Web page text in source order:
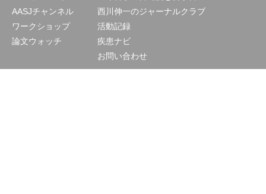
AASJチャンネル
ワークショップ
論文ウォッチ
西川伸一のジャーナルクラブ
活動記録
疾患ナビ
お問い合わせ